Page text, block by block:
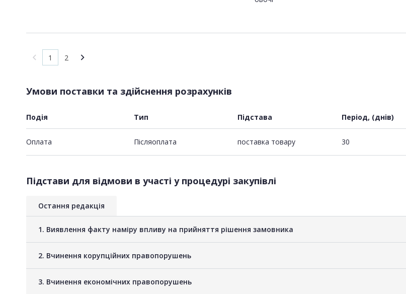
1 2
Умови поставки та здійснення розрахунків
Подія Тип Підстава Період, (днів)
Оплата Пiсляоплата поставка товару 30
Підстави для відмови в участі у процедурі закупівлі
Остання редакція
1. Виявлення факту наміру впливу на прийняття рішення замовника
2. Вчинення корупційних правопорушень
3. Вчинення економічних правопорушень